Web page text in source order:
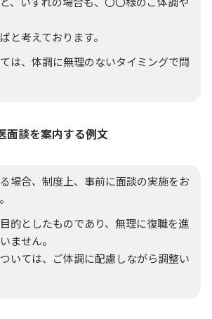
と考えております。
は、体調に無理のないタイミングで問
面談を案内する例文
場合、制度上、事前に面談の実施をお
的としたものであり、無理に復職を進
ません。
いては、ご体調に配慮しながら調整い